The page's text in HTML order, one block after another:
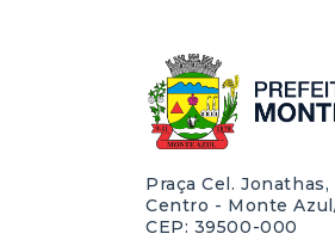
Praça Cel. Jonathas,
Centro - Monte
CEP: 39500-000